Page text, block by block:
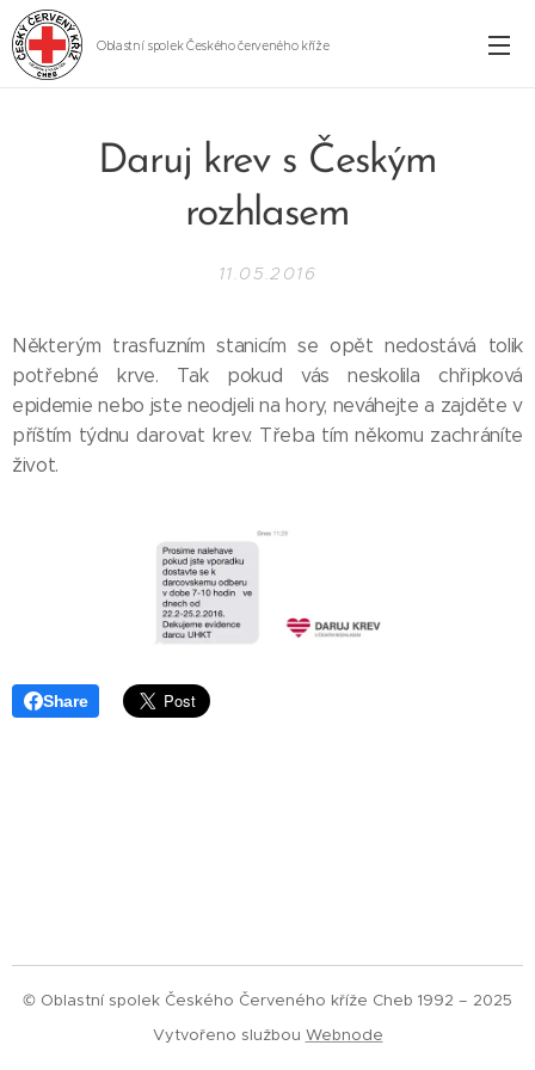
Oblastní spolek Českého červeného kříže
Daruj krev s Českým
rozhlasem
11.05.2016
Některým trasfuzním stanicím se opět nedostává tolik
potřebné krve. Tak pokud vás neskolila chřipková
epidemie nebo jste neodjeli na hory, neváhejte a zajděte v
příštím týdnu darovat krev. Třeba tím někomu zachráníte
život.
Share
© Oblastní spolek Českého Červeného kříže Cheb 1992 – 2025
Vytvořeno službou Webnode